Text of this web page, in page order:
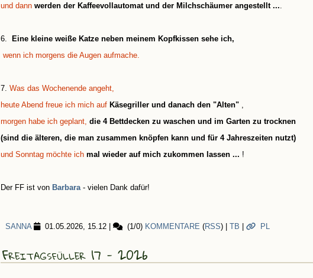
und dann werden der Kaffeevollautomat und der Milchschäumer angestellt ....
6.
Eine kleine weiße Katze neben meinem Kopfkissen sehe ich,
wenn ich morgens die Augen aufmache.
7. Was das Wochenende angeht,
heute Abend freue ich mich auf Käsegriller und danach den "Alten" ,
morgen habe ich geplant, die 4 Bettdecken zu waschen und im Garten zu trocknen
(sind die älteren, die man zusammen knöpfen kann und für 4 Jahreszeiten nutzt)
und Sonntag möchte ich mal wieder auf mich zukommen lassen ... !
Der FF ist von Barbara- vielen Dank dafür!
SANNA 01.05.2026, 15.12 (1/0) KOMMENTARE (RSS) | TB PL
Freitagsfüller 17 - 2026